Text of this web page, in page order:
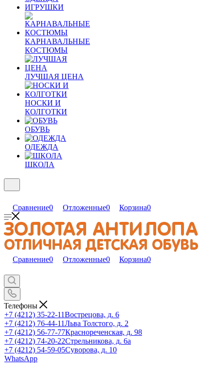
ИГРУШКИ
КАРНАВАЛЬНЫЕ
КОСТЮМЫ
ЛУЧШАЯ ЦЕНА
НОСКИ И
КОЛГОТКИ
ОБУВЬ
ОДЕЖДА
ШКОЛА
Сравнение0 Отложенные0 Корзина0
Сравнение0 Отложенные0 Корзина0
Телефоны
+7 (4212) 35-22-11Вострецова, д. 6
+7 (4212) 76-44-11Льва Толстого, д. 2
+7 (4212) 56-77-77Краснореченская, д. 98
+7 (4212) 74-20-22Стрельникова, д. 6а
+7 (4212) 54-59-05Суворова, д. 10
WhatsApp